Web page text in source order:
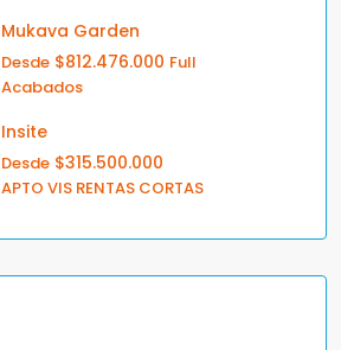
Mukava Garden
Desde $812.476.000 Full
Acabados
Insite
Desde $315.500.000
APTO VIS RENTAS CORTAS